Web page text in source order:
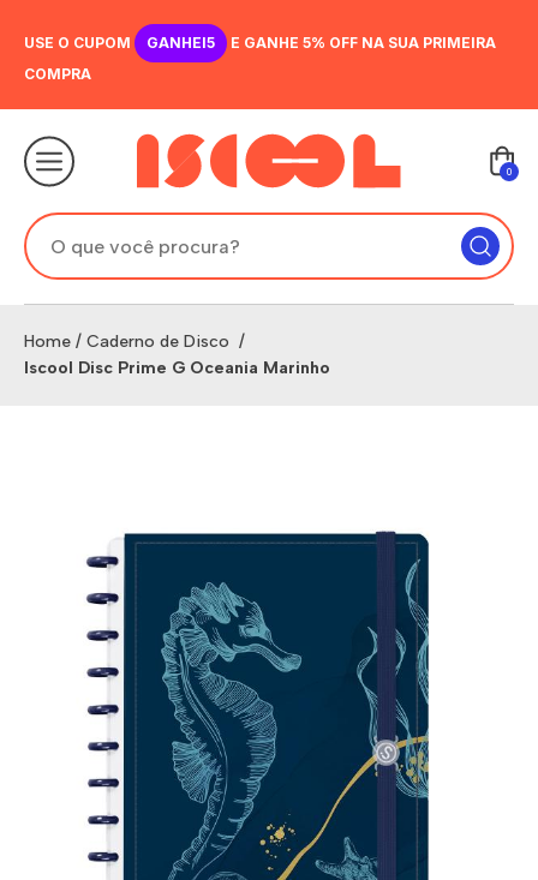
USE O CUPOM GANHEI5
E GANHE 5% OFF NA SUA PRIMEIRA
COMPRA
0
Home / Caderno de Disco /
Iscool Disc Prime G Oceania Marinho